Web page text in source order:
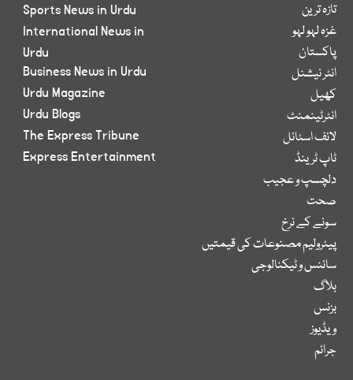
تازہ ترین
غزہ لہو لہو
پاکستان
انٹر نیشنل
کھیل
انٹرٹینمنٹ
لائف اسٹائل
ٹاپ ٹرینڈ
دلچسپ و عجیب
صحت
سونے کے نرخ
پیٹرولیم مصنوعات کی قیمتیں
سائنس و ٹیکنالوجی
بلاگ
بزنس
ویڈیوز
جرائم
Sports News in Urdu
International News in
Urdu
Business News in Urdu
Urdu Magazine
Urdu Blogs
The Express Tribune
Express Entertainment